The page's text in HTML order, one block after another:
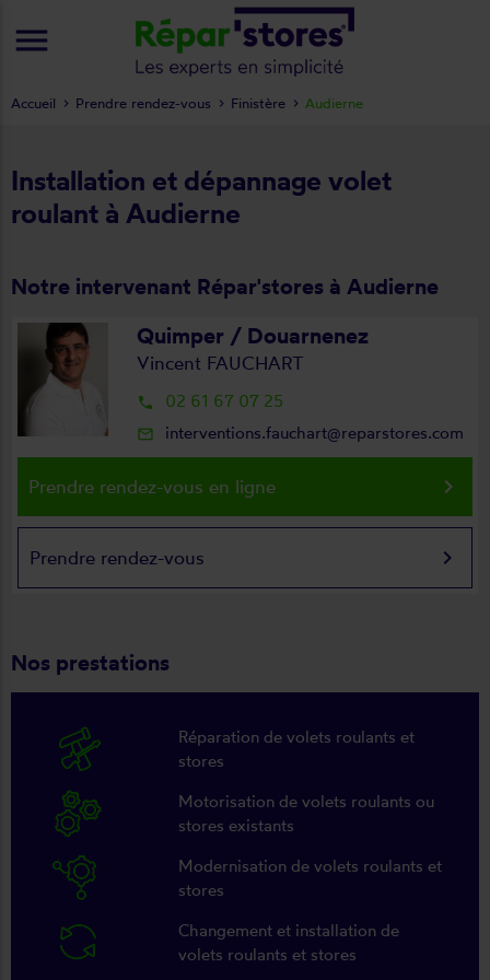
Installation et dépannage volet
roulant à Audierne
Notre intervenant Répar'stores à Audierne
Quimper / Douarnenez
Vincent FAUCHART
local_phone 02 61 67 07 25
mail_outline interventions.fauchart@reparstores.com
Prendre rendez-vous en ligne keyboard_arrow_right
Prendre rendez-vous keyboard_arrow_right
Nos prestations
Réparation de volets roulants et
stores
Motorisation de volets roulants ou
stores existants
Modernisation de volets roulants et
stores
Changement et installation de
volets roulants et stores
Accueil Prendre rendez-vous Finistère Audierne
menu